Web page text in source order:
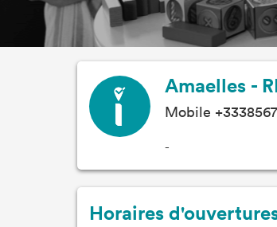
Amaelles -
Mobile
-
Horaires